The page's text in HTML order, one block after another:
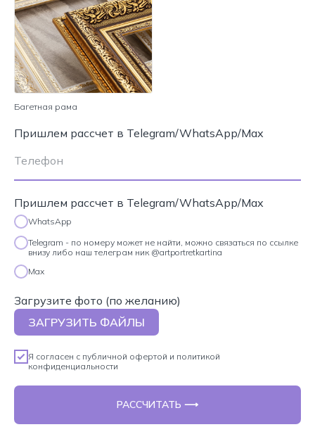
Багетная рама
Пришлем рассчет в Telegram/WhatsApp/Max
Пришлем рассчет в Telegram/WhatsApp/Max
WhatsApp
Telegram - по номеру может не найти, можно связаться по ссылке
внизу либо наш телеграм ник @artportretkartina
Max
Загрузите фото (по желанию)
ЗАГРУЗИТЬ ФАЙЛЫ
Я согласен с публичной офертой и политикой
конфиденциальности
РАССЧИТАТЬ ⟶